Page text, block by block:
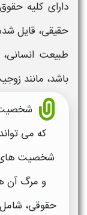
دارای کلیه
حقیقی، قایل
طبیعت
باشد، مانند
که می
شخصیت
و مرگ آن
حقوقی،